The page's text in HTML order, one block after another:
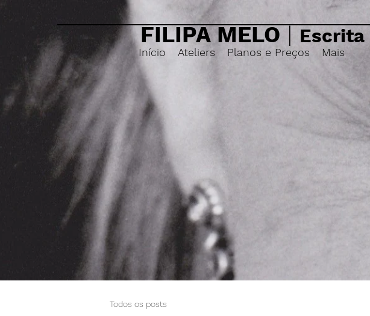
FILIPA MELO | Escrita
Início Ateliers Planos e Preços Mais
Todos os posts